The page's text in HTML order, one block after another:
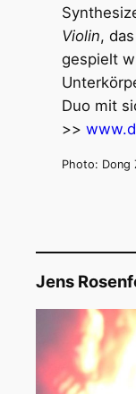
Violin,
gespielt
Duo mit
>>
Photo: Dong
Jens